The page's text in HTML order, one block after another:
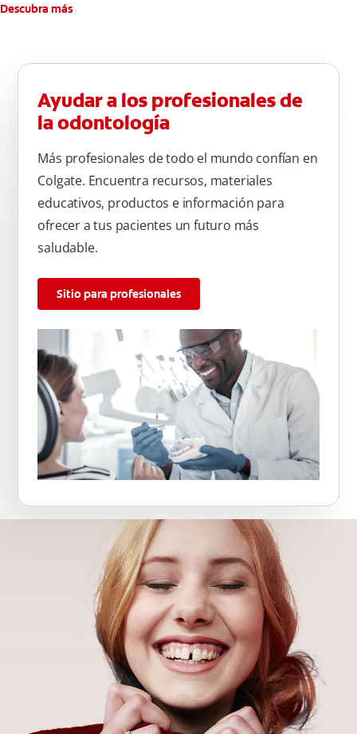
atrás hacia adelante. Cepille la superficie masticatoria (parte
atrás, arriba y abajo, en la parte superior e inferior. No se
olvide de cepillar la lengua para quitar el mal olor causado
por las bacterias.
Descubra más
Ayudar a los profesionales de
la odontología
Más profesionales de todo el mundo confían en
Colgate. Encuentra recursos, materiales
educativos, productos e información para
ofrecer a tus pacientes un futuro más
saludable.
Sitio para profesionales